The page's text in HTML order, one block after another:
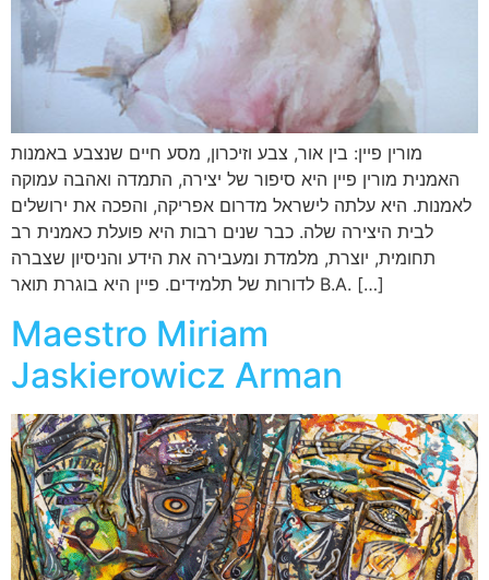
מורין פיין: בין אור, צבע וזיכרון, מסע חיים שנצבע באמנות
האמנית מורין פיין היא סיפור של יצירה, התמדה ואהבה עמוקה
לאמנות. היא עלתה לישראל מדרום אפריקה, והפכה את ירושלים
לבית היצירה שלה. כבר שנים רבות היא פועלת כאמנית רב
תחומית, יוצרת, מלמדת ומעבירה את הידע והניסיון שצברה
לדורות של תלמידים. פיין היא בוגרת תואר B.A. […]
Maestro Miriam
Jaskierowicz Arman